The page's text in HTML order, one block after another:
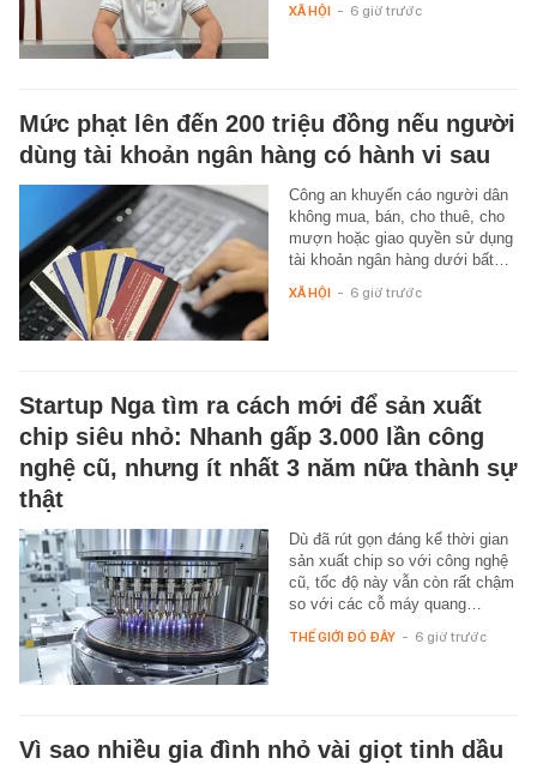
XÃ HỘI - 6 giờ trước
Mức phạt lên đến 200 triệu đồng nếu người
dùng tài khoản ngân hàng có hành vi sau
Công an khuyến cáo người dân
không mua, bán, cho thuê, cho
mượn hoặc giao quyền sử dụng
tài khoản ngân hàng dưới bất…
XÃ HỘI - 6 giờ trước
Startup Nga tìm ra cách mới để sản xuất
chip siêu nhỏ: Nhanh gấp 3.000 lần công
nghệ cũ, nhưng ít nhất 3 năm nữa thành sự
thật
Dù đã rút gọn đáng kể thời gian
sản xuất chip so với công nghệ
cũ, tốc độ này vẫn còn rất chậm
so với các cỗ máy quang…
THẾ GIỚI ĐÓ ĐÂY - 6 giờ trước
Vì sao nhiều gia đình nhỏ vài giọt tinh dầu